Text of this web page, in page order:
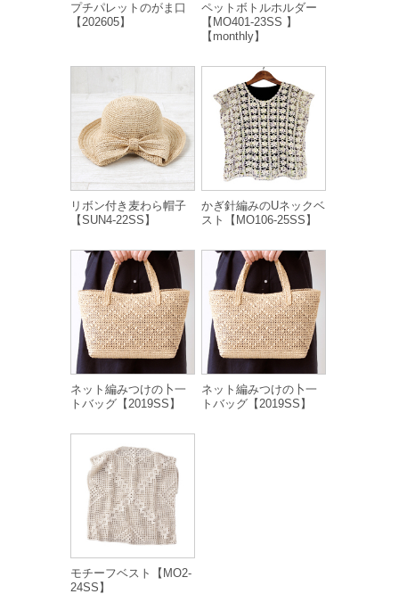
プチパレットのがま口
【202605】
ペットボトルホルダー
【MO401-23SS 】
【monthly】
リボン付き麦わら帽子
【SUN4-22SS】
かぎ針編みのUネックベ
スト【MO106-25SS】
ネット編みつけの卜一
トバッグ【2019SS】
ネット編みつけの卜一
トバッグ【2019SS】
モチーフベスト【MO2-
24SS】